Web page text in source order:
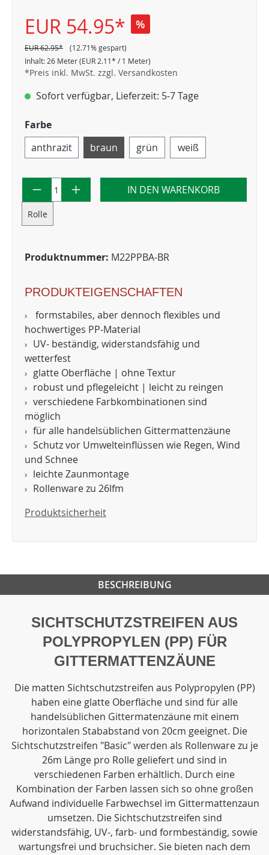
EUR 54.95* %
EUR 62.95*
(12.71% gespart)
Inhalt: 26 Meter(EUR 2.11* / 1 Meter)
*Preis inkl. MwSt. zzgl. Versandkosten
Sofort verfügbar, Lieferzeit: 5-7 Tage
Farbe
anthrazit
braun grün weiß
Rolle
IN DEN WARENKORB
Produktnummer: M22PPBA-BR
PRODUKTEIGENSCHAFTEN
formstabiles, aber dennoch flexibles und
hochwertiges PP-Material
UV- beständig, widerstandsfähig und
wetterfest
glatte Oberfläche | ohne Textur
robust und pflegeleicht | leicht zu reingen
verschiedene Farbkombinationen sind
möglich
für alle handelsüblichen Gittermattenzäune
Schutz vor Umwelteinflüssen wie Regen, Wind
und Schnee
leichte Zaunmontage
Rollenware zu 26lfm
Produktsicherheit
BESCHREIBUNG
SICHTSCHUTZSTREIFEN AUS
POLYPROPYLEN (PP) FÜR
GITTERMATTENZÄUNE
Die matten Sichtschutzstreifen aus Polypropylen (PP)
haben eine glatte Oberfläche und sind für alle
handelsüblichen Gittermatenzäune mit einem
horizontalen Stababstand von 20cm geeignet. Die
Sichtschutzstreifen "Basic" werden als Rollenware zu je
26m Länge pro Rolle geliefert und sind in
verschiedenen Farben erhältlich. Durch eine
Kombination der Farben lassen sich so ohne großen
Aufwand individuelle Farbwechsel im Gittermattenzaun
umsetzen. Die Sichtschutzstreifen sind
widerstandsfähig, UV-, farb- und formbeständig, sowie
wartungsfrei und bruchsicher. Sie bieten nach dem